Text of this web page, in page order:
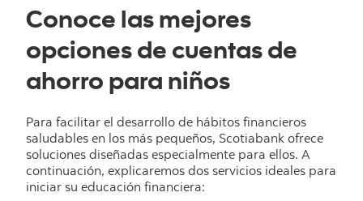
Conoce las mejores
opciones de cuentas de
ahorro para niños
Para facilitar el desarrollo de hábitos financieros
saludables en los más pequeños, Scotiabank ofrece
soluciones diseñadas especialmente para ellos. A
continuación, explicaremos dos servicios ideales para
iniciar su educación financiera: